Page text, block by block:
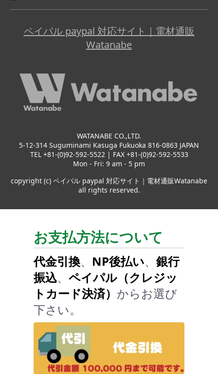
ペイパル paypal 対応サイト｜電材通販
Watanabe
WATANABE CO.,LTD.
5-12-314 Suguminami Kasuga Fukuoka 816-0863 JAPAN
TEL +81-(0)92-592-5522 | FAX +81-(0)92-592-5533
Mon - Fri: 9 am - 5 pm
copyright (c) ペイパル paypal 対応サイト｜電材通販Watanabe
all rights reserved.
お支払方法について
代金引換、 NP後払い、 銀行
振込、 ペイパル（クレジッ
トカード決済） からお選び
下さい。